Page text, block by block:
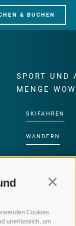
Cookies
unerlässlich, um
& BUCHEN
SPORT UND
MENGE
SKIFAHREN
WANDERN
HOCHALPINE